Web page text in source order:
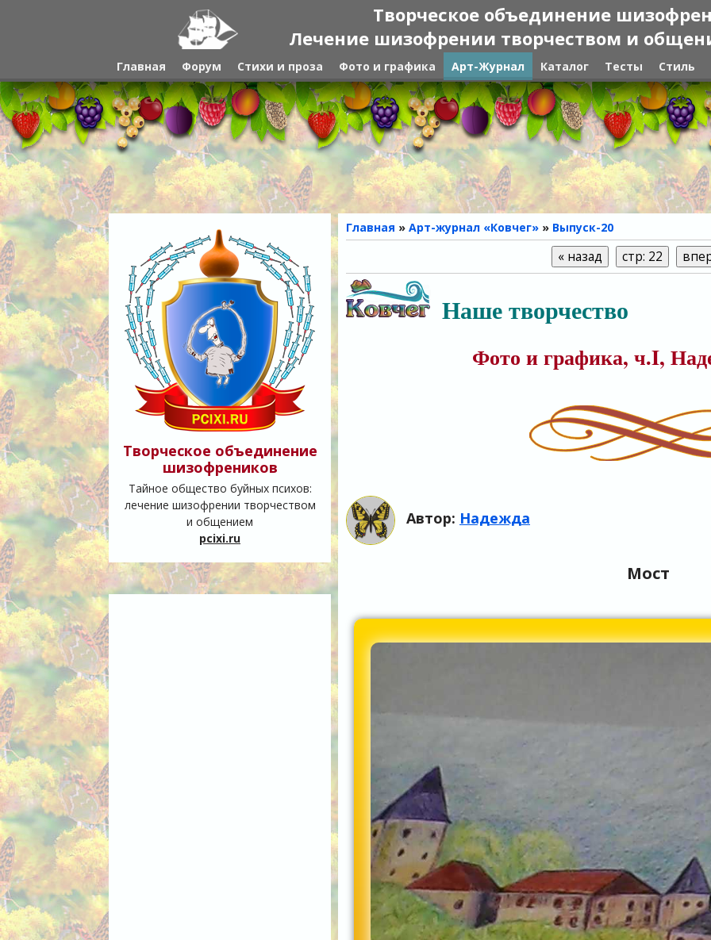
Творческое объединение
Лечение шизофрении творчеством и
Главная Форум Стихи и проза Фото и графика Арт-Журнал Каталог Тесты Стиль
Творческое объединение
шизофреников
Тайное общество буйных психов:
лечение шизофрении творчеством
и общением
pcixi.ru
Главная » Арт-журнал «Ковчег» » Выпуск-20
Наше творчество
Фото и графика, ч.I,
Автор: Надежда
Мост